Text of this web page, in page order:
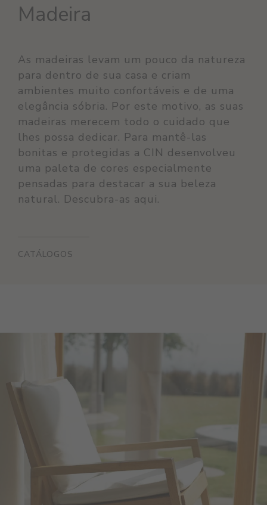
Madeira
As madeiras levam um pouco da natureza
para dentro de sua casa e criam
ambientes muito confortáveis e de uma
elegância sóbria. Por este motivo, as suas
madeiras merecem todo o cuidado que
lhes possa dedicar. Para mantê-las
bonitas e protegidas a CIN desenvolveu
uma paleta de cores especialmente
pensadas para destacar a sua beleza
natural. Descubra-as aqui.
CATÁLOGOS